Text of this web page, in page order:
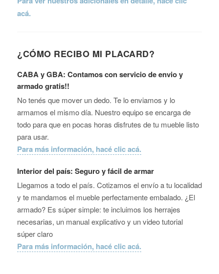
acá.
¿CÓMO RECIBO MI PLACARD?
CABA y GBA: Contamos con servicio de envio y
armado gratis!!
No tenés que mover un dedo. Te lo enviamos y lo
armamos el mismo día. Nuestro equipo se encarga de
todo para que en pocas horas disfrutes de tu mueble listo
para usar.
Para más información, hacé clic acá.
Interior del país: Seguro y fácil de armar
Llegamos a todo el país. Cotizamos el envío a tu localidad
y te mandamos el mueble perfectamente embalado. ¿El
armado? Es súper simple: te incluimos los herrajes
necesarias, un manual explicativo y un video tutorial
súper claro
Para más información, hacé clic acá.